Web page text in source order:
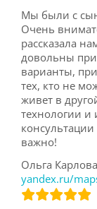
ДЛЯ ВРАЧЕЙ
Мы были с
Очень
рассказала
довольны
варианты,
тех, кто не
живет в
технологии и
важно!
Ольга Карлова
yandex.ru/